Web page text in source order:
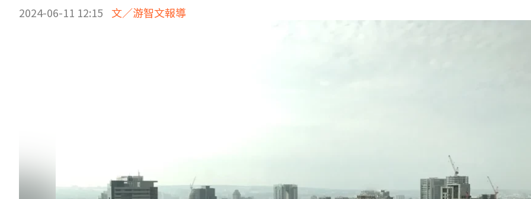
2024-06-11 12:15 文／游智文報導